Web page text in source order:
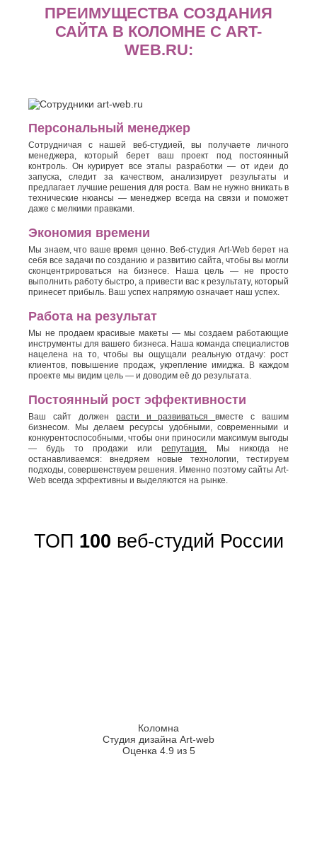
ПРЕИМУЩЕСТВА СОЗДАНИЯ
САЙТА В КОЛОМНЕ С ART-
WEB.RU:
Персональный менеджер
Сотрудничая с нашей веб-студией, вы получаете личного
менеджера, который берет ваш проект под постоянный
контроль. Он курирует все этапы разработки — от идеи до
запуска, следит за качеством, анализирует результаты и
предлагает лучшие решения для роста. Вам не нужно вникать в
технические нюансы — менеджер всегда на связи и поможет
даже с мелкими правками.
Экономия времени
Мы знаем, что ваше время ценно. Веб-студия Art-Web берет на
себя все задачи по созданию и развитию сайта, чтобы вы могли
сконцентрироваться на бизнесе. Наша цель — не просто
выполнить работу быстро, а привести вас к результату, который
принесет прибыль. Ваш успех напрямую означает наш успех.
Работа на результат
Мы не продаем красивые макеты — мы создаем работающие
инструменты для вашего бизнеса. Наша команда специалистов
нацелена на то, чтобы вы ощущали реальную отдачу: рост
клиентов, повышение продаж, укрепление имиджа. В каждом
проекте мы видим цель — и доводим её до результата.
Постоянный рост эффективности
Ваш сайт должен расти и развиватьсявместе с вашим
бизнесом. Мы делаем ресурсы удобными, современными и
конкурентоспособными, чтобы они приносили максимум выгоды
— будь то продажи илирепутация. Мы никогда не
останавливаемся: внедряем новые технологии, тестируем
подходы, совершенствуем решения. Именно поэтому сайты Art-
Web всегда эффективны и выделяются на рынке.
ТОП 100 веб-студий России
Коломна
Студия дизайна Art-web
Оценка 4.9 из 5